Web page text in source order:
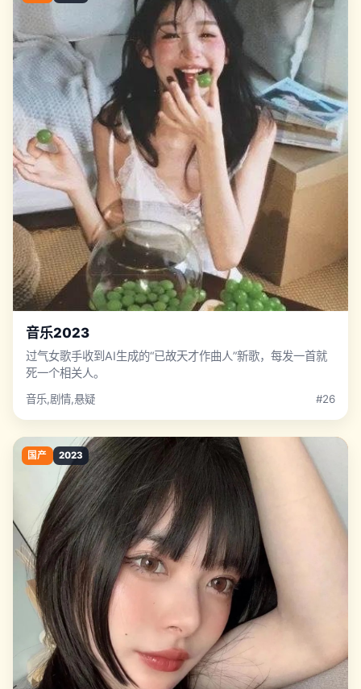
音乐2023
过气女歌手收到AI生成的“已故天才作曲人”新歌，每发一首就
死一个相关人。
音乐,剧情,悬疑 #26
国产 2023